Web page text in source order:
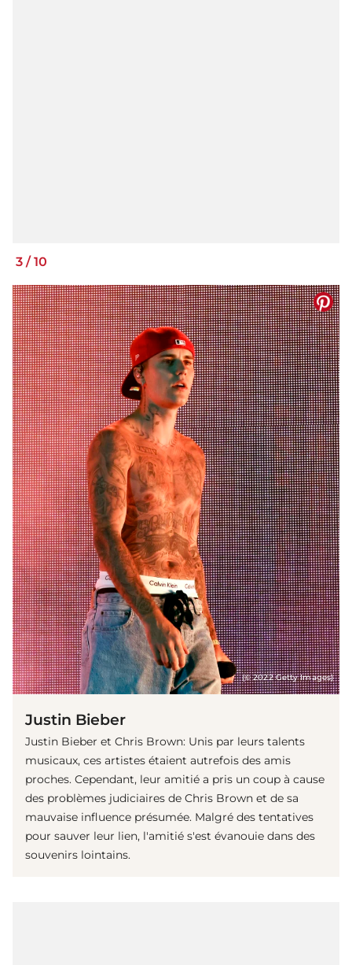
3 /10
(© 2022 Getty Images)
Justin Bieber
Justin Bieber et Chris Brown: Unis par leurs talents
musicaux, ces artistes étaient autrefois des amis
proches. Cependant, leur amitié a pris un coup à cause
des problèmes judiciaires de Chris Brown et de sa
mauvaise influence présumée. Malgré des tentatives
pour sauver leur lien, l'amitié s'est évanouie dans des
souvenirs lointains.